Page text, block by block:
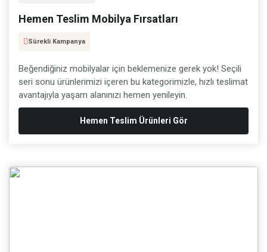
Hemen Teslim Mobilya Fırsatları
Sürekli Kampanya
Beğendiğiniz mobilyalar için beklemenize gerek yok! Seçili
seri sonu ürünlerimizi içeren bu kategorimizle, hızlı teslimat
avantajıyla yaşam alanınızı hemen yenileyin.
Hemen Teslim Ürünleri Gör